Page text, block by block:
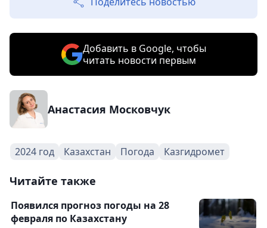
Добавить в Google, чтобы
читать новости первым
Анастасия Московчук
2024 год Казахстан Погода Казгидромет
Читайте также
Появился прогноз погоды на 28
февраля по Казахстану